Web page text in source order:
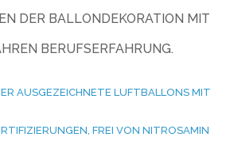
DER BALLONDEKORATION MIT
BERUFSERFAHRUNG.
AUSGEZEICHNETE LUFTBALLONS MIT
FREI VON NITROSAMIN